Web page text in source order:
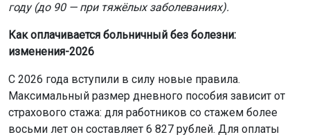
году (до 90 — при тяжёлых заболеваниях).
Как оплачивается больничный без болезни:
изменения-2026
С 2026 года вступили в силу новые правила.
Максимальный размер дневного пособия зависит от
страхового стажа: для работников со стажем более
восьми лет он составляет 6 827 рублей. Для оплаты